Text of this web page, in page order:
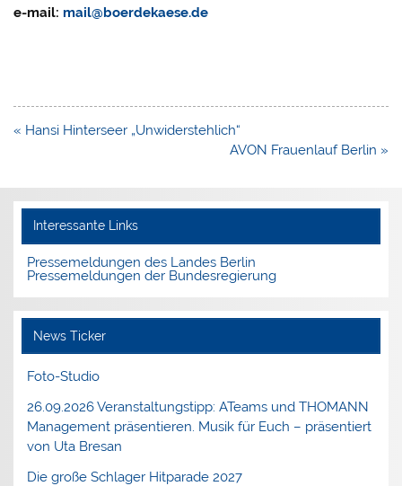
e-mail: mail@boerdekaese.de
Beitragsnavigation
« Hansi Hinterseer „Unwiderstehlich“
AVON Frauenlauf Berlin »
Interessante Links
Pressemeldungen des Landes Berlin
Pressemeldungen der Bundesregierung
News Ticker
Foto-Studio
26.09.2026 Veranstaltungstipp: ATeams und THOMANN
Management präsentieren. Musik für Euch – präsentiert
von Uta Bresan
Die große Schlager Hitparade 2027